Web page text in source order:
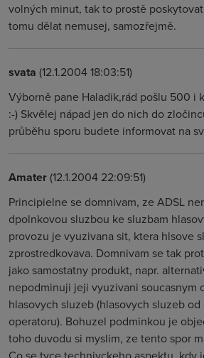
volných minut, tak to prostě
tomu dělat nemusej, samozřejmě.
svata (12.1.2004 18:03:51)
Výborně pane Haladik,rád pošlu 500 i
:-) Skvělej nápad jen do nich do
průběhu sporu budete informovat na
Amater(12.1.2004 22:09:51)
Principielne se domnivam, ze ADSL
dpolnkovou sluzbou ke sluzbam
provozu je vyuzivana sit, ktera hlsove
zprostredkovava. Domnivam se tak
jako samostatny produkt, napr.
nepodminuji jeji vyuzivani soucasnym
hlasovych sluzeb (hlasovych sluzeb
operatoru). Bohuzel podminkou je
toho duvodu si myslim, ze tento spor